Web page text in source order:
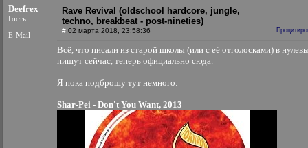
Deefrex
Гость
E-Mail
Rave Revival (oldschool hardcore, jungle,
techno, breakbeat - post-nineties)
# 02 марта 2018, 23:58:36
Всё, что писали из старой школы (или с её отголосками) в
пишут сейчас, теперь официально сюда.
Я пока подброшу тут немного:
Shar-Pei - Don't You Want, 2013